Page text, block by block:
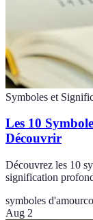
Symboles et
Les 10
Découvrir
Découvrez les 10
signification
symboles d'amour
Aug 2